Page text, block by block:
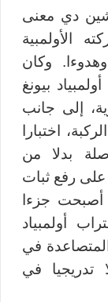
دي معنى
الأولمبية
وكان
أولمبياد بيونغ
إلى جانب
اختبارا
بدلا من
على رفع ثبات
أصبحت جزءا
أولمبياد
المتصاعدة في
في